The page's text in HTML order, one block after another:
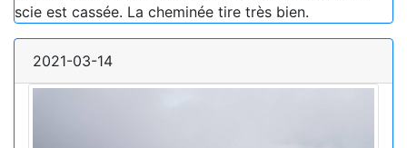
scie est cassée. La cheminée tire très bien.
2021-03-14